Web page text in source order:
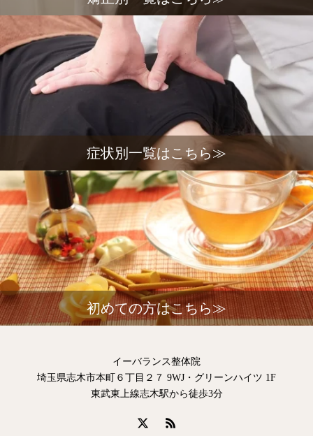
症状別一覧はこちら≫
初めての方はこちら≫
イーバランス整体院
埼玉県志木市本町６丁目２７ 9WJ・グリーンハイツ 1F
東武東上線志木駅から徒歩3分